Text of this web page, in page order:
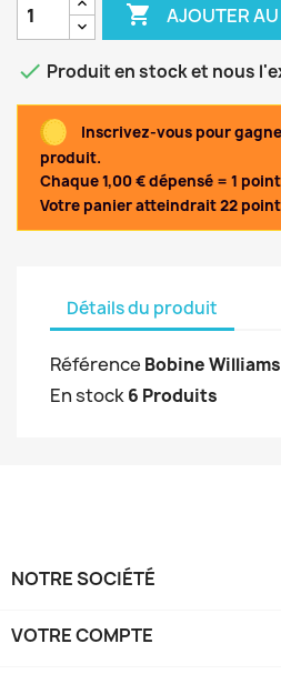
 AJOUTER
 Produit en stock et nous
Inscrivez-vous pour
produit.
Chaque 1,00 € dépensé = 1
Votre panier atteindrait 22
Détails du produit
Référence Bobine
En stock6 Produits
NOTRE SOCIÉTÉ
VOTRE COMPTE